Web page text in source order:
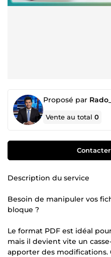
Proposé par
Vente au total0
Description du service
Besoin de manipuler vos
bloque ?
Le format PDF est idéal
mais il devient vite un
apporter des modifications.